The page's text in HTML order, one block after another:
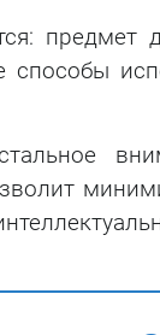
предмет